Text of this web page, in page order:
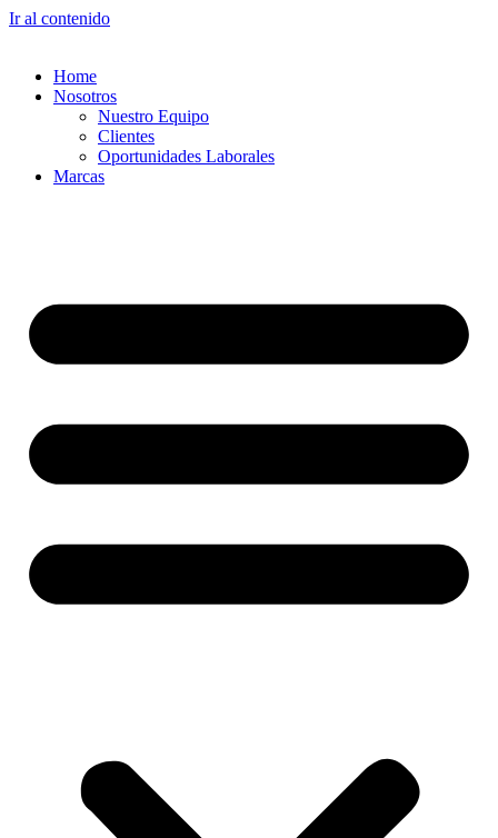
Ir al contenido
Home
Nosotros
Nuestro Equipo
Clientes
Oportunidades Laborales
Marcas